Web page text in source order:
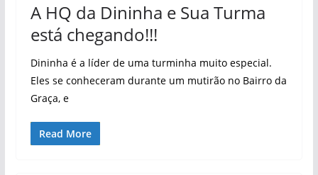
A HQ da Dininha e Sua Turma
está chegando!!!
Dininha é a líder de uma turminha muito especial.
Eles se conheceram durante um mutirão no Bairro da
Graça, e
Read More